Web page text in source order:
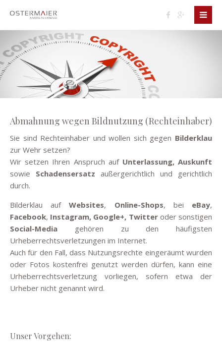
Abmahnung wegen Bildnutzung (Rechteinhaber)
Sie sind Rechteinhaber und wollen sich gegen Bilderklau
zur Wehr setzen?
Wir setzen Ihren Anspruch auf Unterlassung, Auskunft
sowie Schadensersatz außergerichtlich und gerichtlich
durch.
Bilderklau aufWebsites, Online-Shops, bei eBay,
Facebook, Instagram, Google+, Twitteroder sonstigen
Social-Media gehören zu den häufigsten
Urheberrechtsverletzungen im Internet.
Auch für den Fall, dass Nutzungsrechte eingeräumt wurden
oder Fotos kostenfrei genutzt werden dürfen, kann eine
Urheberrechtsverletzung vorliegen, sofern etwa der
Urheber nicht genannt wird.
Unser Vorgehen: